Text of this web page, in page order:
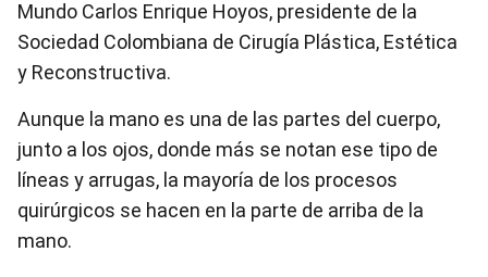
Mundo Carlos Enrique Hoyos, presidente de la
Sociedad Colombiana de Cirugía Plástica, Estética
y Reconstructiva.
Aunque la mano es una de las partes del cuerpo,
junto a los ojos, donde más se notan ese tipo de
líneas y arrugas, la mayoría de los procesos
quirúrgicos se hacen en la parte de arriba de la
mano.